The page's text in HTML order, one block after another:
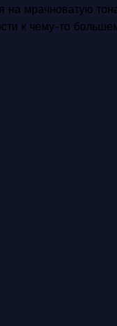
на мрачноватую
к чему-то